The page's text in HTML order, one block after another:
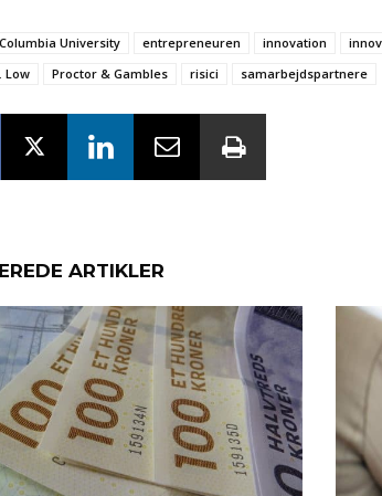
Columbia University entrepreneuren innovation
Low
Proctor & Gambles risici samarbejdspartnere
ARTIKLER